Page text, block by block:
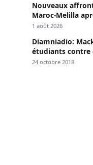
Nouveaux
Maroc-Melilla
passage
1 août 2026
Diamniadio:
étudiants contre
menace
24 octobre 2018